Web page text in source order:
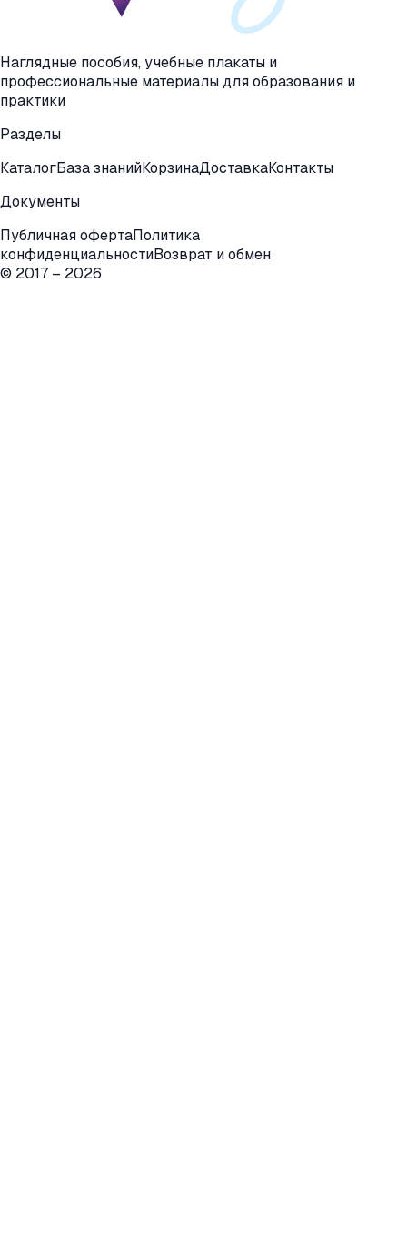
Наглядные пособия, учебные плакаты и
профессиональные материалы для образования и
практики
Разделы
КаталогБаза знанийКорзинаДоставкаКонтакты
Документы
Публичная офертаПолитика
конфиденциальностиВозврат и обмен
© 2017 – 2026